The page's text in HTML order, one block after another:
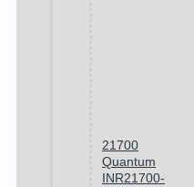
21700
Quantum
INR21700-